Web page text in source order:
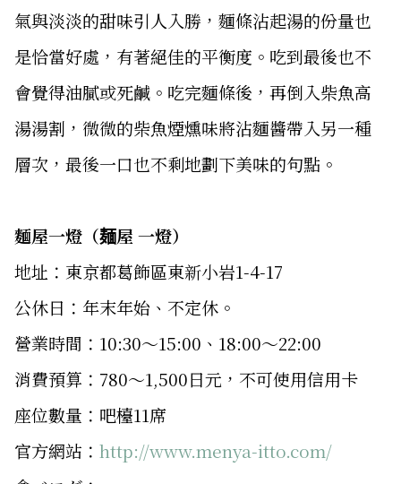
氣與淡淡的甜味引人入勝，麵條沾起湯的份量也
是恰當好處，有著絕佳的平衡度。吃到最後也不
會覺得油膩或死鹹。吃完麵條後，再倒入柴魚高
湯湯割，微微的柴魚煙燻味將沾麵醬帶入另一種
層次，最後一口也不剩地劃下美味的句點。
麵屋一燈（麺屋 一燈）
地址：東京都葛飾區東新小岩1-4-17
公休日：年末年始、不定休。
營業時間：10:30〜15:00、18:00～22:00
消費預算：780～1,500日元，不可使用信用卡
座位數量：吧檯11席
官方網站： http://www.menya-itto.com/